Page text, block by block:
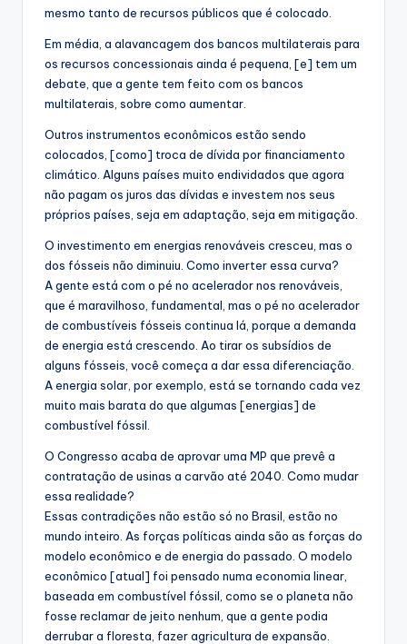
mesmo tanto de recursos públicos que é colocado.
Em média, a alavancagem dos bancos multilaterais para
os recursos concessionais ainda é pequena, [e] tem um
debate, que a gente tem feito com os bancos
multilaterais, sobre como aumentar.
Outros instrumentos econômicos estão sendo
colocados, [como] troca de dívida por financiamento
climático. Alguns países muito endividados que agora
não pagam os juros das dívidas e investem nos seus
próprios países, seja em adaptação, seja em mitigação.
O investimento em energias renováveis cresceu, mas o
dos fósseis não diminuiu. Como inverter essa curva?
A gente está com o pé no acelerador nos renováveis,
que é maravilhoso, fundamental, mas o pé no acelerador
de combustíveis fósseis continua lá, porque a demanda
de energia está crescendo. Ao tirar os subsídios de
alguns fósseis, você começa a dar essa diferenciação.
A energia solar, por exemplo, está se tornando cada vez
muito mais barata do que algumas [energias] de
combustível fóssil.
O Congresso acaba de aprovar uma MP que prevê a
contratação de usinas a carvão até 2040. Como mudar
essa realidade?
Essas contradições não estão só no Brasil, estão no
mundo inteiro. As forças políticas ainda são as forças do
modelo econômico e de energia do passado. O modelo
econômico [atual] foi pensado numa economia linear,
baseada em combustível fóssil, como se o planeta não
fosse reclamar de jeito nenhum, que a gente podia
derrubar a floresta, fazer agricultura de expansão.